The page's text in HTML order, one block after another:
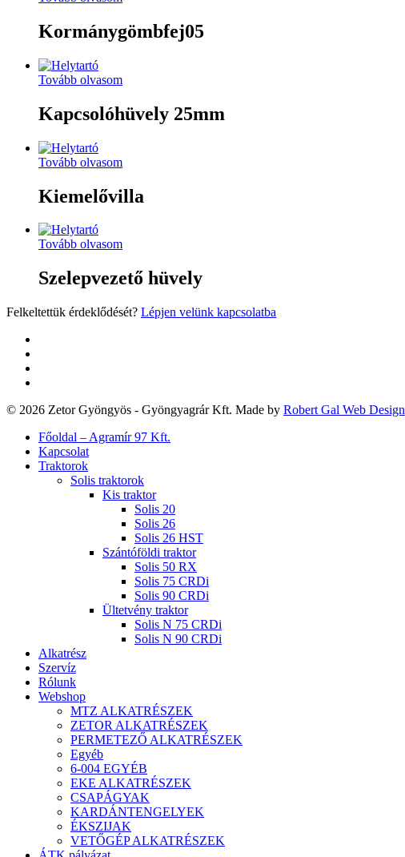
Kormánygömbfej05
Tovább olvasom
Kapcsolóhüvely 25mm
Tovább olvasom
Kiemelővilla
Tovább olvasom
Szelepvezető hüvely
Felkeltettük érdeklődését? Lépjen velünk kapcsolatba
© 2026 Zetor Gyöngyös - Gyöngyagrár Kft. Made by Robert Gal Web Design
Close
Menu
Főoldal – Agramír 97 Kft.
Kapcsolat
Traktorok
Solis traktorok
Kis traktor
Solis 20
Solis 26
Solis 26 HST
Szántóföldi traktor
Solis 50 RX
Solis 75 CRDi
Solis 90 CRDi
Ültetvény traktor
Solis N 75 CRDi
Solis N 90 CRDi
Alkatrész
Szervíz
Rólunk
Webshop
MTZ ALKATRÉSZEK
ZETOR ALKATRÉSZEK
PERMETEZŐ ALKATRÉSZEK
Egyéb
6-004 EGYÉB
EKE ALKATRÉSZEK
CSAPÁGYAK
KARDÁNTENGELYEK
ÉKSZIJAK
VETŐGÉP ALKATRÉSZEK